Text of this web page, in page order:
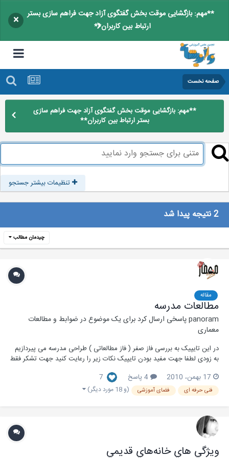
**مهم: بازگشایی موقت بخش گفتگوی آزاد جهت فراهم سازی بستر
ارتباط بین کاربران**
×
صفحه نخست
**مهم: بازگشایی موقت بخش گفتگوی آزاد جهت فراهم سازی
بستر ارتباط بین کاربران**
تنظیمات بیشتر جستجو
چیدمان مطالب
مقاله
مطالعات مدرسه
panoramپاسخی ارسال کرد برای یک موضوع درضوابط و مطالعات
معماری
در این تایپیک به بررسی فاز صفر ( فاز مطالعاتی ) طراحی مدرسه می پیردازیم
به زودی لطفا جهت مفید بودن تایپیک نکات زیر را رعایت کنید جهت تشکر فقط
پیشنهادات خود را ب...
17 بهمن، 2010 4 پاسخ 7
فنی حرفه ای فضای آموزشی (و 18 مورد دیگر)
ويژگي هاي خانه‌هاي قديمي